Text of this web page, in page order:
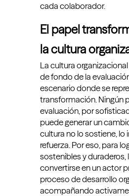
cada colaborador.
El papel
la cultura
La cultura
de fondo de la
escenario donde se
transformación. Ningún
evaluación, por
puede generar un
cultura no lo sostiene, lo
refuerza. Por eso, para
sostenibles y duraderos,
convertirse en un actor
proceso de desarrollo
acompañando